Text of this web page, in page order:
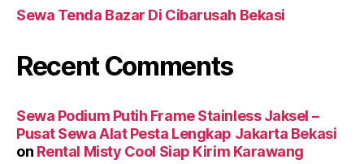
Sewa Tenda Bazar Di Cibarusah Bekasi
Recent Comments
Sewa Podium Putih Frame Stainless Jaksel –
Pusat Sewa Alat Pesta Lengkap Jakarta Bekasi
on Rental Misty Cool Siap Kirim Karawang